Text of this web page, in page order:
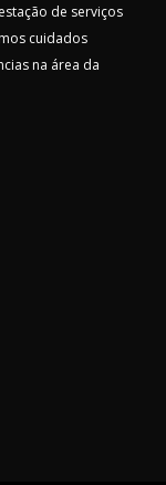
de serviços
cuidados
na área da